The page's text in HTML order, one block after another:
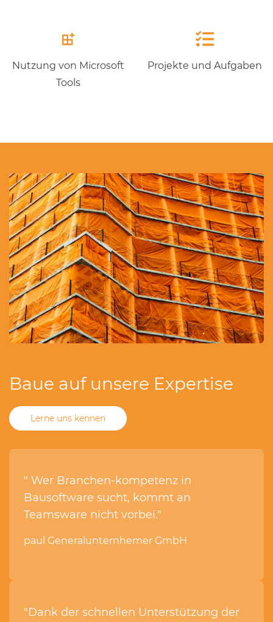
Nutzung von Microsoft
Tools
Projekte und Aufgaben
Baue auf unsere Expertise
Lerne uns kennen
" Wer Branchen-kompetenz in
Bausoftware sucht, kommt an
Teamsware nicht vorbei."
paul Generalunternhemer GmbH
"Dank der schnellen Unterstützung der